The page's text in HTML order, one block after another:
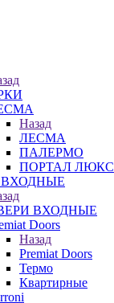
Назад
ЛЕСМА
ПАЛЕРМО
ПОРТАЛ ЛЮКС
ВХОДНЫЕ
ВХОДНЫЕ
Doors
Назад
Premiat Doors
Термо
Квартирные